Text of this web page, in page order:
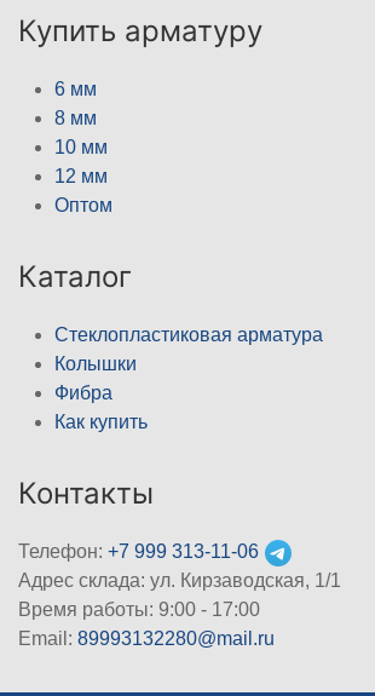
Купить арматуру
6 мм
8 мм
10 мм
12 мм
Оптом
Каталог
Стеклопластиковая арматура
Колышки
Фибра
Как купить
Контакты
Телефон: +7 999 313-11-06
Адрес склада: ул. Кирзаводская, 1/1
Время работы: 9:00 - 17:00
Email: 89993132280@mail.ru